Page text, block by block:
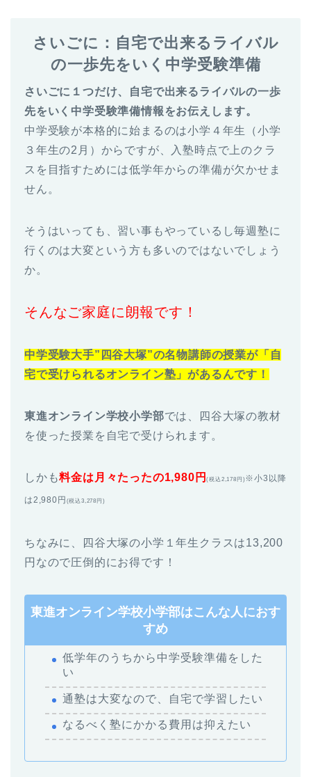
さいごに：自宅で出来るライバル
の一歩先をいく中学受験準備
さいごに１つだけ、自宅で出来るライバルの一歩
先をいく中学受験準備情報をお伝えします。
中学受験が本格的に始まるのは小学４年生（小学
３年生の2月）からですが、入塾時点で上のクラ
スを目指すためには低学年からの準備が欠かせま
せん。
そうはいっても、習い事もやっているし毎週塾に
行くのは大変という方も多いのではないでしょう
か。
そんなご家庭に朗報です！
中学受験大手”四谷大塚”の名物講師の授業が「自
宅で受けられるオンライン塾」があるんです！
東進オンライン学校小学部では、四谷大塚の教材
を使った授業を自宅で受けられます。
しかも料金は月々たったの1,980円(税込2,178円) ※小3以降
は2,980円 (税込3,278円)
ちなみに、四谷大塚の小学１年生クラスは13,200
円なので圧倒的にお得です！
東進オンライン学校小学部はこんな人におす
すめ
低学年のうちから中学受験準備をした
い
通塾は大変なので、自宅で学習したい
なるべく塾にかかる費用は抑えたい